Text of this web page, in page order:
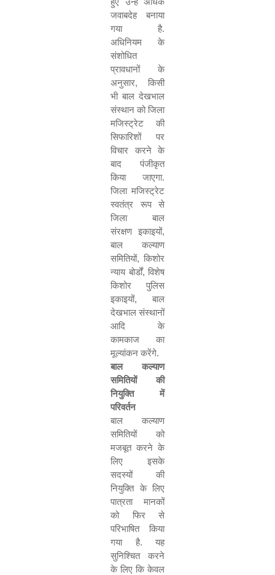
जवाबदेह बनाया
गया है.
अधिनियम के
संशोधित
प्रावधानों के
अनुसार, किसी
भी बाल देखभाल
संस्थान को जिला
मजिस्ट्रेट की
सिफारिशों पर
विचार करने के
बाद पंजीकृत
किया जाएगा.
जिला मजिस्ट्रेट
स्वतंत्र रूप से
जिला बाल
संरक्षण इकाइयों,
बाल कल्याण
समितियों, किशोर
न्याय बोर्डों, विशेष
किशोर पुलिस
इकाइयों, बाल
देखभाल संस्थानों
आदि के
कामकाज का
मूल्यांकन करेंगे.
बाल कल्याण
समितियों की
नियुक्ति में
परिवर्तन
बाल कल्याण
समितियों को
मजबूत करने के
लिए इसके
सदस्यों की
नियुक्ति के लिए
पात्रता मानकों
को फिर से
परिभाषित किया
गया है. यह
सुनिश्चित करने
के लिए कि केवल